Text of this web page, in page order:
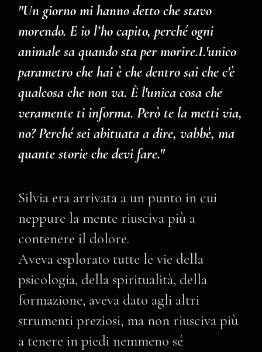
"Un giorno mi hanno detto che stavo
morendo. E io l’ho capito, perché ogni
animale sa quando sta per morire.L'unico
parametro che hai è che dentro sai che c'è
qualcosa che non va. È l'unica cosa che
veramente ti informa. Però te la metti via,
no? Perché sei abituata a dire, vabbè, ma
quante storie che devi fare."
Silvia era arrivata a un punto in cui
neppure la mente riusciva più a
contenere il dolore.
Aveva esplorato tutte le vie della
psicologia, della spiritualità, della
formazione, aveva dato agli altri
strumenti preziosi, ma non riusciva più
a tenere in piedi nemmeno sé